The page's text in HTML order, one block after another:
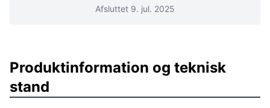
Afsluttet 9. jul. 2025
Produktinformation og teknisk
stand